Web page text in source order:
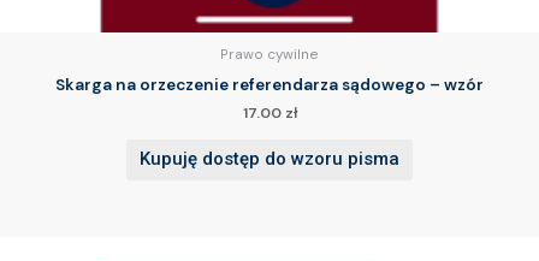
Prawo cywilne
Skarga na orzeczenie referendarza sądowego – wzór
17.00 zł
Kupuję dostęp do wzoru pisma